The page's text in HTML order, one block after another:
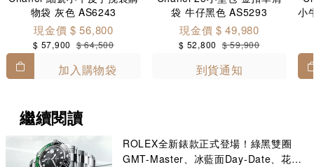
物袋 灰色 AS6243
現金價 $ 56,800
$ 57,900 $ 64,500
加入購物袋
袋 牛仔黑色 AS5293
現金價 $ 49,980
$ 52,800 $ 59,900
到貨通知
小
繼續閱讀
ROLEX全新錶款正式登場！綠黑雙圈
GMT-Master、冰藍面Day-Date、花卉